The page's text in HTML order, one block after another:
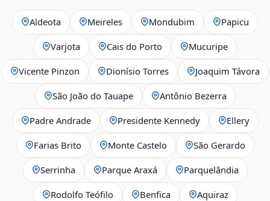
Aldeota Meireles Mondubim Papicu
Varjota Cais do Porto Mucuripe
Vicente Pinzon Dionísio Torres Joaquim Távora
São João do Tauape Antônio Bezerra
Padre Andrade Presidente Kennedy Ellery
Farias Brito Monte Castelo São Gerardo
Serrinha Parque Araxá Parquelândia
Rodolfo Teófilo Benfica Aquiraz